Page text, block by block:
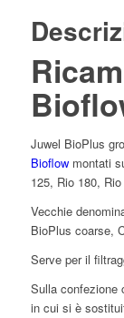
Juwel BioPlus
Bioflowmontati
125, Rio 180,
Vecchie
BioPlus coarse,
Serve per il
Sulla confezione
in cui si è